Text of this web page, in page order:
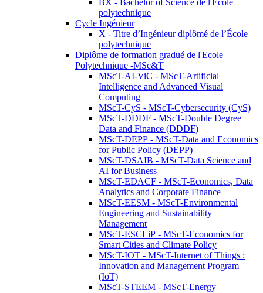
BX - Bachelor of Science de l'Ecole
polytechnique
Cycle Ingénieur
X - Titre d’Ingénieur diplômé de l’École
polytechnique
Diplôme de formation gradué de l'Ecole
Polytechnique -MSc&T
MScT-AI-ViC - MScT-Artificial
Intelligence and Advanced Visual
Computing
MScT-CyS - MScT-Cybersecurity (CyS)
MScT-DDDF - MScT-Double Degree
Data and Finance (DDDF)
MScT-DEPP - MScT-Data and Economics
for Public Policy (DEPP)
MScT-DSAIB - MScT-Data Science and
AI for Business
MScT-EDACF - MScT-Economics, Data
Analytics and Corporate Finance
MScT-EESM - MScT-Environmental
Engineering and Sustainability
Management
MScT-ESCLiP - MScT-Economics for
Smart Cities and Climate Policy
MScT-IOT - MScT-Internet of Things :
Innovation and Management Program
(IoT)
MScT-STEEM - MScT-Energy